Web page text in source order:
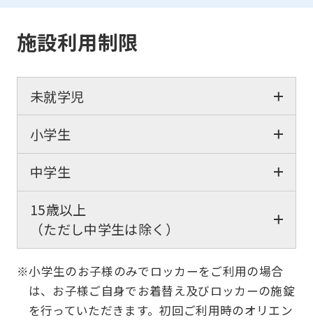
施設利用制限
未就学児
小学生
中学生
15歳以上
（ただし中学生は除く）
※小学生のお子様のみでロッカーをご利用の場合
は、お子様ご自身でお着替え及びロッカーの施錠
を行っていただきます。初回ご利用時のオリエン